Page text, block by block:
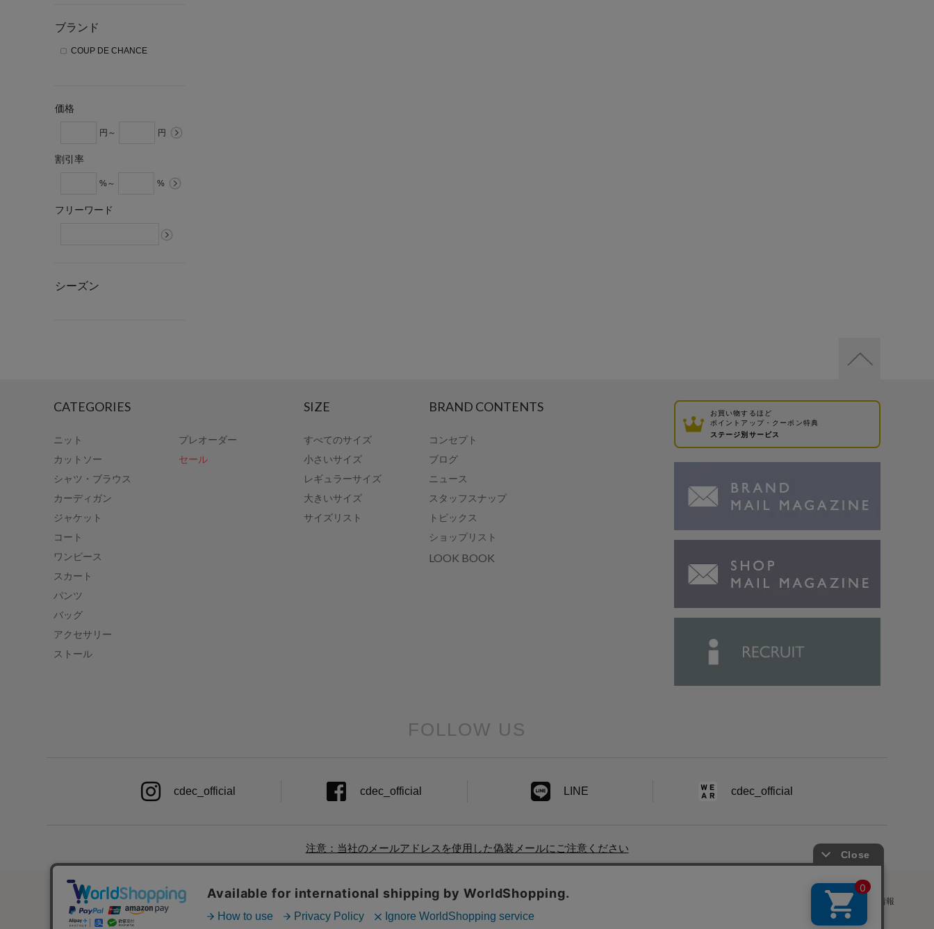
ブランド
COUP DE CHANCE
価格
円～ 円
割引率
%～ %
フリーワード
シーズン
CATEGORIES
ニット
カットソー
シャツ・ブラウス
カーディガン
ジャケット
コート
ワンピース
スカート
パンツ
バッグ
アクセサリー
ストール
プレオーダー
セール
SIZE
すべてのサイズ
小さいサイズ
レギュラーサイズ
大きいサイズ
サイズリスト
BRAND CONTENTS
コンセプト
ブログ
ニュース
スタッフスナップ
トピックス
ショップリスト
LOOK BOOK
お買い物するほど
ポイントアップ・クーポン特典
ステージ別サービス
FOLLOW US
cdec_official cdec_official LINE cdec_official
注意：当社のメールアドレスを使用した偽装メールにご注意ください
初めての方へ | ご利用案内・お問い合わせ 企業情報 株主優待制度 利用規約 | 特定商取引法に基づく表記 | 採用情報